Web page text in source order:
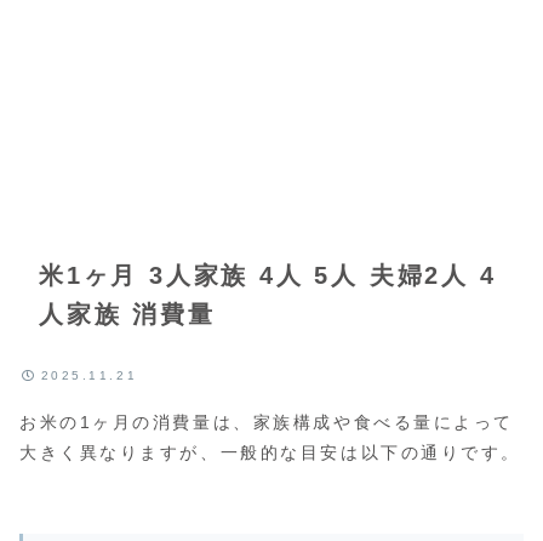
米1ヶ月 3人家族 4人 5人 夫婦2人 4
人家族 消費量
2025.11.21
お米の1ヶ月の消費量は、家族構成や食べる量によって
大きく異なりますが、一般的な目安は以下の通りです。